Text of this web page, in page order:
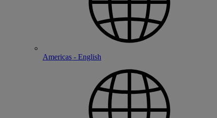
Americas - English